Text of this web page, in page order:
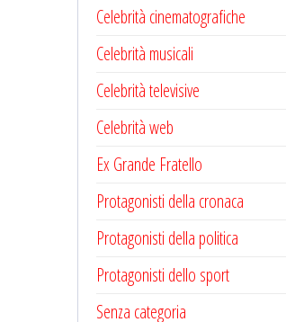
Celebrità cinematografiche
Celebrità musicali
Celebrità televisive
Celebrità web
Ex Grande Fratello
Protagonisti della cronaca
Protagonisti della politica
Protagonisti dello sport
Senza categoria